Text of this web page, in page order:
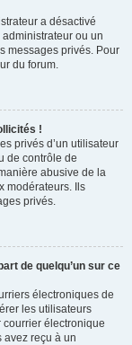
a désactivé
ou un
messages privés. Pour
du forum.
!
privés d’un utilisateur
de contrôle de
abusive de la
modérateurs. Ils
privés.
de quelqu’un sur ce
électroniques de
les utilisateurs
courrier électronique
reçu à un